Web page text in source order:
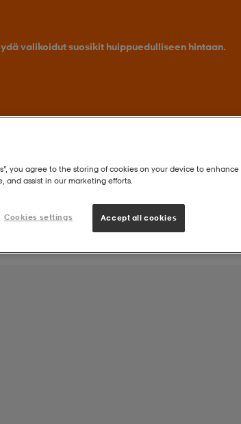
valikoidut suosikit huippuedulliseen hintaan.
Joukkueen tuote:
ry Pesäpallojaosto Pesäpallo
you agree to the storing of cookies on your device to enhance
and assist in our marketing efforts.
Cookies settings Accept all cookies